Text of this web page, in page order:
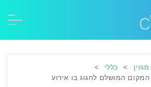
מגזין > כללי
>
המושלם לחגוג בו אירוע